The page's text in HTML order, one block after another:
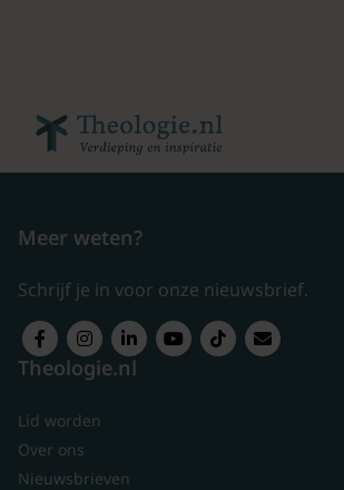
Meer weten?
Schrijf je in voor onze nieuwsbrief.
Theologie.nl
Lid worden
Over ons
Nieuwsbrieven